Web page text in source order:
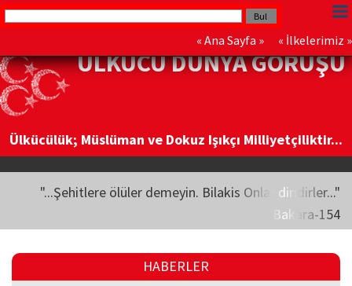
« Ana Sayfa » « İlkelerimiz »
ÜLKÜCÜ DÜNYA GÖRÜŞÜ
Ülkücülük; Müslüman ve Dokuz Işıkçı Milliyetçiliktir...
"...Şehitlere ölüler demeyin. Bilakis Onlar diridirler..."
Bakara-154
HABERLER